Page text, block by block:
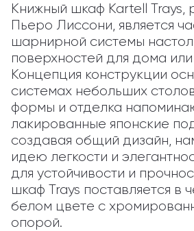
Книжный шкаф Kartell Trays,
Пьеро Лиссони, является
шарнирной системы
поверхностей для дома
Концепция конструкции
системах небольших
формы и отделка
лакированные японские
создавая общий дизайн,
идею легкости и
для устойчивости и
шкаф Trays поставляется в
белом цвете с
опорой.